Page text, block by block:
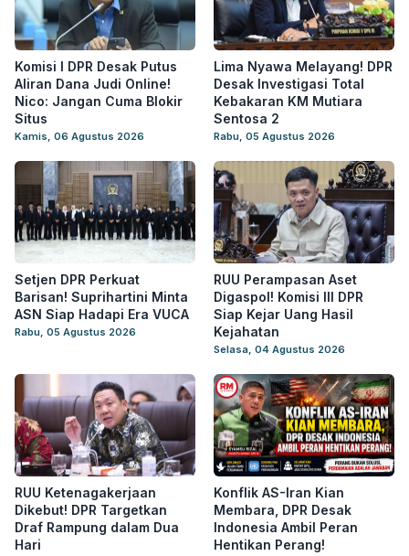
Komisi I DPR Desak Putus
Aliran Dana Judi Online!
Nico: Jangan Cuma Blokir
Situs
Kamis, 06 Agustus 2026
Lima Nyawa Melayang! DPR
Desak Investigasi Total
Kebakaran KM Mutiara
Sentosa 2
Rabu, 05 Agustus 2026
Setjen DPR Perkuat
Barisan! Suprihartini Minta
ASN Siap Hadapi Era VUCA
Rabu, 05 Agustus 2026
RUU Perampasan Aset
Digaspol! Komisi III DPR
Siap Kejar Uang Hasil
Kejahatan
Selasa, 04 Agustus 2026
RUU Ketenagakerjaan
Dikebut! DPR Targetkan
Draf Rampung dalam Dua
Hari
Konflik AS-Iran Kian
Membara, DPR Desak
Indonesia Ambil Peran
Hentikan Perang!